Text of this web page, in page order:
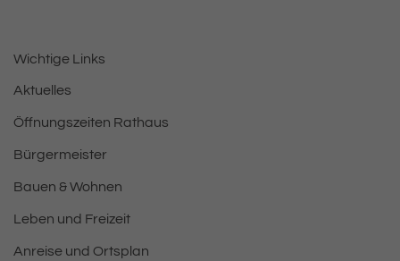
Wichtige Links
Aktuelles
Öffnungszeiten Rathaus
Bürgermeister
Bauen & Wohnen
Leben und Freizeit
Anreise und Ortsplan